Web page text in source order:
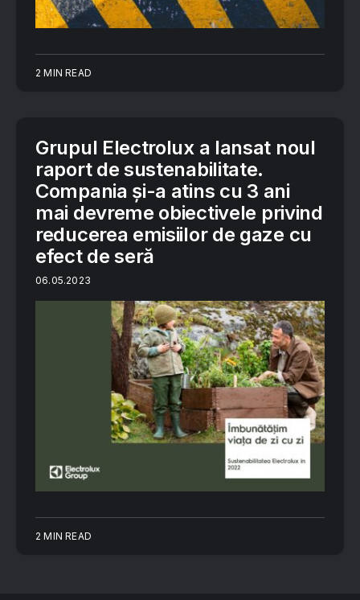
2 MIN READ
Grupul Electrolux a lansat noul
raport de sustenabilitate.
Compania și-a atins cu 3 ani
mai devreme obiectivele privind
reducerea emisiilor de gaze cu
efect de seră
06.05.2023
2 MIN READ